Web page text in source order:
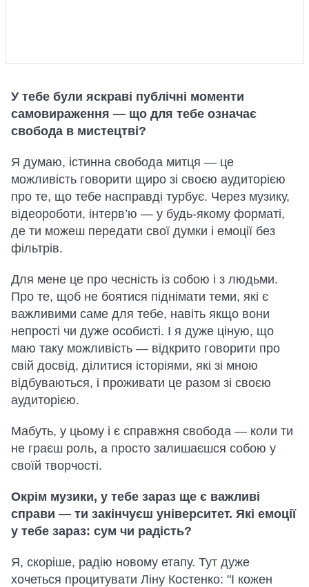
У тебе були яскраві публічні моменти
самовираження — що для тебе означає
свобода в мистецтві?
Я думаю, істинна свобода митця — це
можливість говорити щиро зі своєю аудиторією
про те, що тебе насправді турбує. Через музику,
відеороботи, інтерв’ю — у будь-якому форматі,
де ти можеш передати свої думки і емоції без
фільтрів.
Для мене це про чесність із собою і з людьми.
Про те, щоб не боятися піднімати теми, які є
важливими саме для тебе, навіть якщо вони
непрості чи дуже особисті. І я дуже ціную, що
маю таку можливість — відкрито говорити про
свій досвід, ділитися історіями, які зі мною
відбуваються, і проживати це разом зі своєю
аудиторією.
Мабуть, у цьому і є справжня свобода — коли ти
не граєш роль, а просто залишаєшся собою у
своїй творчості.
Окрім музики, у тебе зараз ще є важливі
справи — ти закінчуєш університет. Які емоції
у тебе зараз: сум чи радість?
Я, скоріше, радію новому етапу. Тут дуже
хочеться процитувати Ліну Костенко: "І кожен